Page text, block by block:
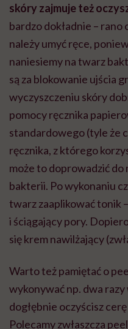
skóry zajmuje też
bardzo dokładnie –
należy umyć ręce,
naniesiemy na twarz
są za blokowanie ujścia
wyczyszczeniu skóry
pomocy ręcznika
standardowego (tyle że
ręcznika, z którego
może to doprowadzić do
bakterii. Po wykonaniu
twarz zaaplikować tonik
i ściągający pory.
się krem nawilżający
Warto też pamiętać o
wykonywać np. dwa
dogłębnie oczyścisz
Polecamy zwłaszcza